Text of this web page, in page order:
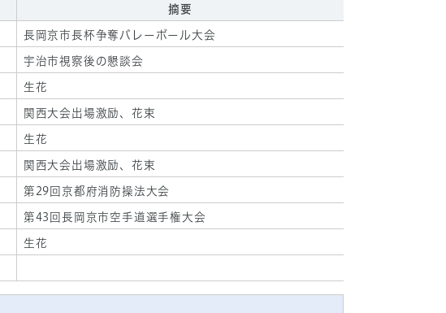
摘要
長岡京市長杯争奪バレーボール大会
宇治市視察後の懇談会
生花
関西大会出場激励、花束
生花
関西大会出場激励、花束
第29回京都府消防操法大会
第43回長岡京市空手道選手権大会
生花